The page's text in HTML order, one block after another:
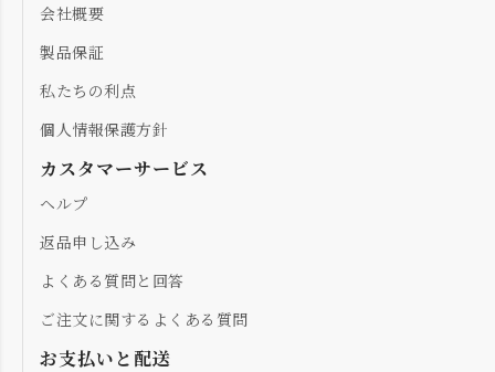
会社概要
製品保証
私たちの利点
個人情報保護方針
カスタマーサービス
ヘルプ
返品申し込み
よくある質問と回答
ご注文に関するよくある質問
お支払いと配送